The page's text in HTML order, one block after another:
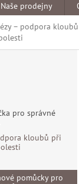
Naše prodejny
– podpora
pro správné
kloubů při
pomůcky pro